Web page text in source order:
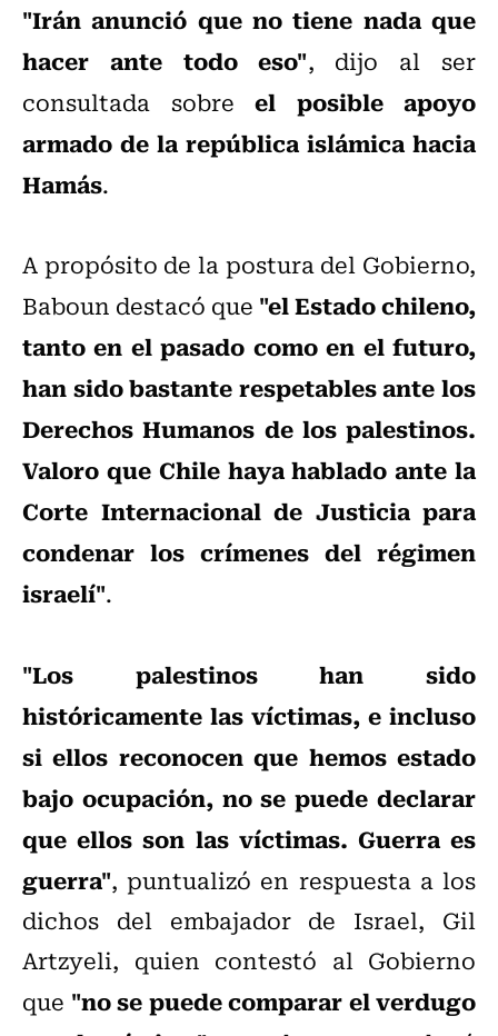
"Irán anunció que no tiene nada que
hacer ante todo eso", dijo al ser
consultada sobre el posible apoyo
armado de la república islámica hacia
Hamás.
A propósito de la postura del Gobierno,
Baboun destacó que "el Estado chileno,
tanto en el pasado como en el futuro,
han sido bastante respetables ante los
Derechos Humanos de los palestinos.
Valoro que Chile haya hablado ante la
Corte Internacional de Justicia para
condenar los crímenes del régimen
israelí".
"Los palestinos han sido
históricamente las víctimas, e incluso
si ellos reconocen que hemos estado
bajo ocupación, no se puede declarar
que ellos son las víctimas. Guerra es
guerra", puntualizó en respuesta a los
dichos del embajador de Israel, Gil
Artzyeli, quien contestó al Gobierno
que "no se puede comparar el verdugo